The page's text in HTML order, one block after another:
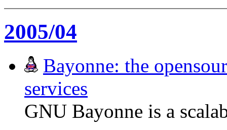
2005/04
Bayonne: the
services
GNU Bayonne is a